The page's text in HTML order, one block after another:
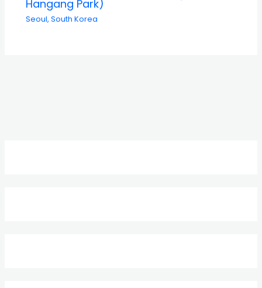
Hangang Park)
Seoul,South Korea